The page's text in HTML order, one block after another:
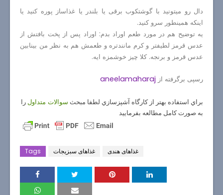
دال رو میتونید با گوشتکوب برقی یا بلندر یا غذاساز پوره کنید یا
اینکه همینطور سرو کنید.
یه توضیح هم در مورد طعم اوراد بدم: اوراد پس از پخت بافتش از
عدس قرمز لطیفتر و کرم مانندتره و طعمش هم به نظر من بینابین
عدس قرمز و برنجه. کلا چیز خوشمزه ایه.
رسپی برگرفته از aneelamaharaj
براي استفاده بهتر از كارگاه آشپزسازي لطفا مبحث سوالات متداول را
به صورت كامل مطالعه بفرماييد
Tags غذاهای سبزیجات غذاهای هندی